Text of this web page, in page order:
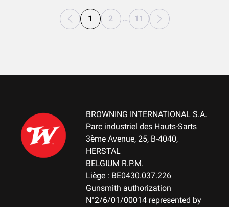
1 2 … 11
BROWNING INTERNATIONAL S.A.
Parc industriel des Hauts-Sarts
3ème Avenue, 25, B-4040,
HERSTAL
BELGIUM R.P.M.
Liège : BE0430.037.226
Gunsmith authorization
N°2/6/01/00014 represented by